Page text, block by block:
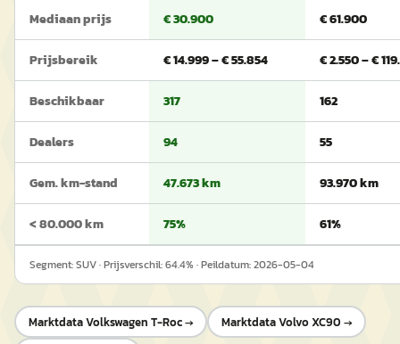
Mediaan prijs € 30.900 € 61.900
Prijsbereik € 14.999 – € 55.854 € 2.550 – €
Beschikbaar 317 162
Dealers 94 55
Gem. km-stand 47.673 km 93.970 km
< 80.000 km 75% 61%
Segment:SUV· Prijsverschil:64.4% · Peildatum:2026-05-04
MarktdataVolkswagen T-Roc→ MarktdataVolvo XC90 →